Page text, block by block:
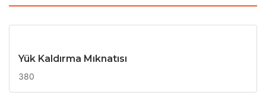
Yük Kaldırma Mıknatısı
380